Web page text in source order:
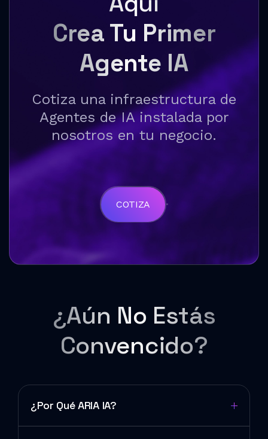
Crea Tu Primer
Agente IA
Cotiza una infraestructura de
Agentes de IA instalada por
nosotros en tu negocio.
COTIZA
¿Aún No Estás
Convencido?
¿Por Qué ARIA IA?